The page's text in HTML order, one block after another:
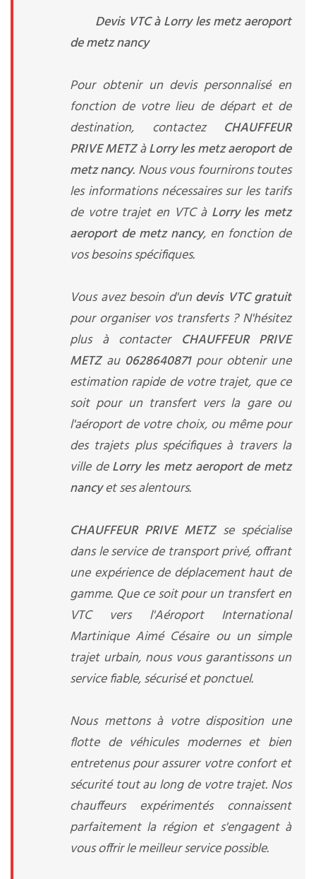
Devis VTC à Lorry les metz aeroport
de metz nancy
Pour obtenir un devis personnalisé en
fonction de votre lieu de départ et de
destination, contactez CHAUFFEUR
PRIVE METZàLorry les metz aeroport de
metz nancy. Nous vous fournirons toutes
les informations nécessaires sur les tarifs
de votre trajet en VTC à Lorry les metz
aeroport de metz nancy, en fonction de
vos besoins spécifiques.
Vous avez besoin d'un devis VTC gratuit
pour organiser vos transferts ? N'hésitez
plus à contacter CHAUFFEUR PRIVE
METZ au 0628640871pour obtenir une
estimation rapide de votre trajet, que ce
soit pour un transfert vers la gare ou
l'aéroport de votre choix, ou même pour
des trajets plus spécifiques à travers la
ville deLorry les metz aeroport de metz
nancyet ses alentours.
CHAUFFEUR PRIVE METZ se spécialise
dans le service de transport privé, offrant
une expérience de déplacement haut de
gamme. Que ce soit pour un transfert en
VTC vers l'Aéroport International
Martinique Aimé Césaire ou un simple
trajet urbain, nous vous garantissons un
service fiable, sécurisé et ponctuel.
Nous mettons à votre disposition une
flotte de véhicules modernes et bien
entretenus pour assurer votre confort et
sécurité tout au long de votre trajet. Nos
chauffeurs expérimentés connaissent
parfaitement la région et s'engagent à
vous offrir le meilleur service possible.